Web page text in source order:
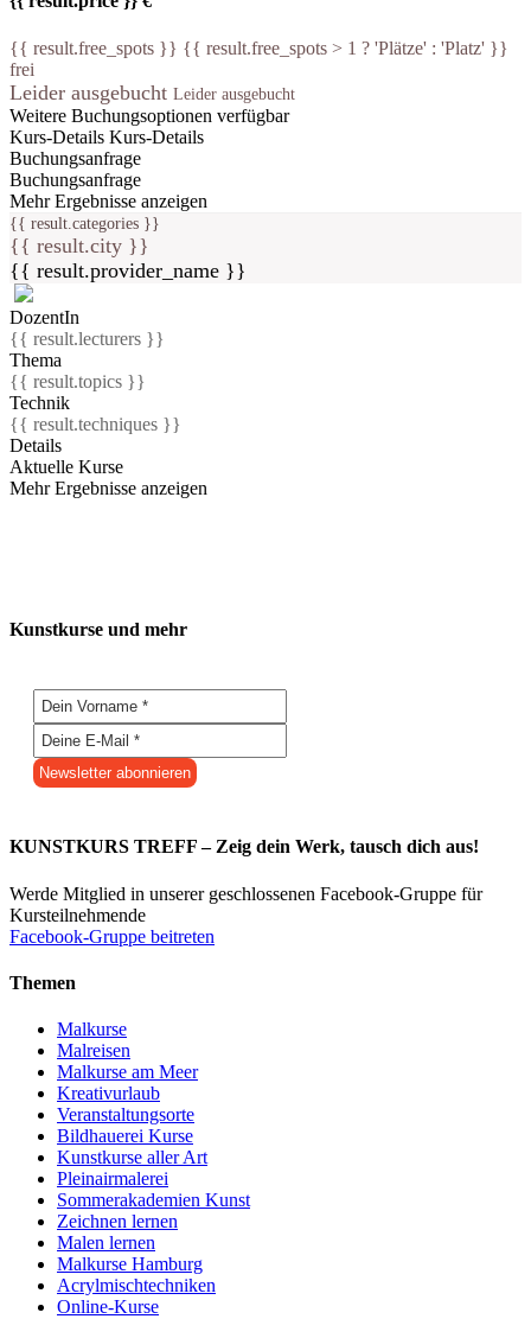
{{ result.free_spots }} {{ result.free_spots > 1 ? 'Plätze' : 'Platz' }}
frei
Leider ausgebucht Leider ausgebucht
Weitere Buchungsoptionen verfügbar
Kurs-Details Kurs-Details
Buchungsanfrage
Buchungsanfrage
Mehr Ergebnisse anzeigen
{{ result.categories }}
{{ result.city }}
{{ result.provider_name }}
DozentIn
{{ result.lecturers }}
Thema
{{ result.topics }}
Technik
{{ result.techniques }}
Details
Aktuelle Kurse
Mehr Ergebnisse anzeigen
Kunstkurse und mehr
KUNSTKURS TREFF – Zeig dein Werk, tausch dich aus!
Werde Mitglied in unserer geschlossenen Facebook-Gruppe für
Kursteilnehmende
Facebook-Gruppe beitreten
Themen
Malkurse
Malreisen
Malkurse am Meer
Kreativurlaub
Veranstaltungsorte
Bildhauerei Kurse
Kunstkurse aller Art
Pleinairmalerei
Sommerakademien Kunst
Zeichnen lernen
Malen lernen
Malkurse Hamburg
Acrylmischtechniken
Online-Kurse